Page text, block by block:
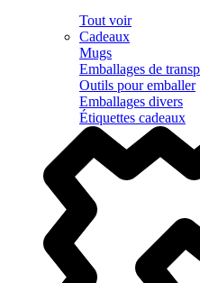
Tout voir
Cadeaux
Mugs
Emballages de
Outils pour emballer
Emballages divers
Étiquettes cadeaux